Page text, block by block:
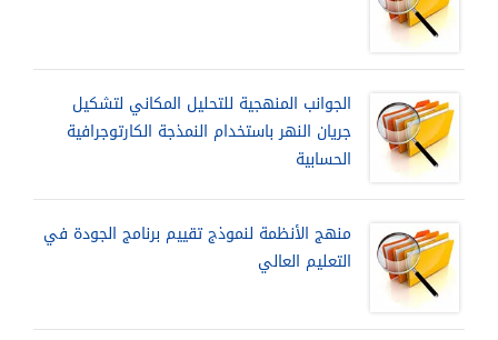
الجوانب المنهجية للتحليل المكاني لتشكيل
جريان النهر باستخدام النمذجة الكارتوجرافية
الحسابية
منهج الأنظمة لنموذج تقييم برنامج الجودة في
التعليم العالي